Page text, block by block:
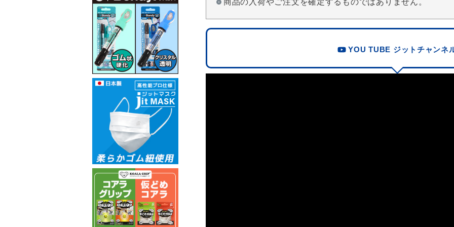
YOU TUBE ジットチャンネ